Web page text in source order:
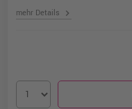
mehr Details chevron_right